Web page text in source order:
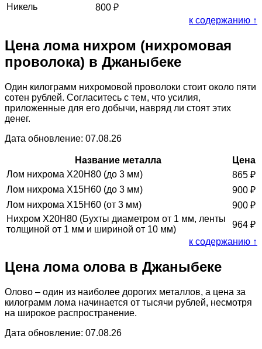
Никель 800 ₽
к содержанию ↑
Цена лома нихром (нихромовая
проволока) в Джаныбеке
Один килограмм нихромовой проволоки стоит около пяти
сотен рублей. Согласитесь с тем, что усилия,
приложенные для его добычи, навряд ли стоят этих
денег.
Дата обновление: 07.08.26
Название металла
Цена
Лом нихрома Х20Н80 (до 3 мм)
865 ₽
Лом нихрома Х15Н60 (до 3 мм)
900 ₽
Лом нихрома Х15Н60 (от 3 мм)
900 ₽
Нихром Х20Н80 (Бухты диаметром от 1 мм, ленты
толщиной от 1 мм и шириной от 10 мм)
964 ₽
к содержанию ↑
Цена лома олова в Джаныбеке
Олово – один из наиболее дорогих металлов, а цена за
килограмм лома начинается от тысячи рублей, несмотря
на широкое распространение.
Дата обновление: 07.08.26